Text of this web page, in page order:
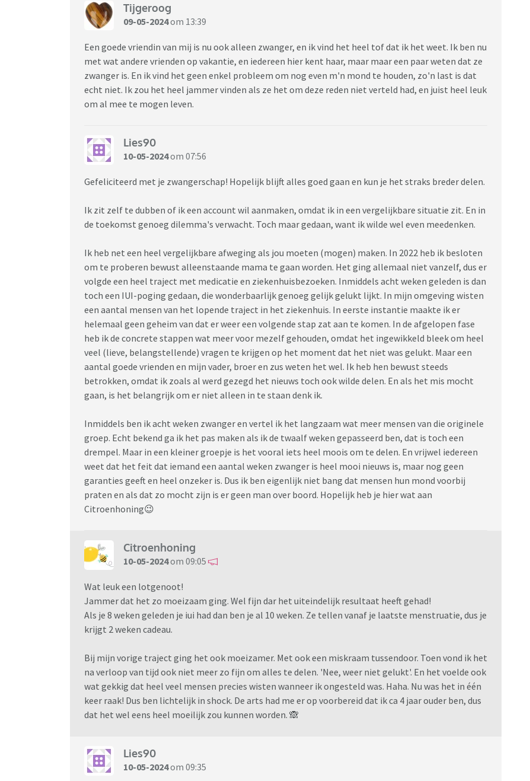
Tijgeroog
09-05-2024om 13:39
Een goede vriendin van mij is nu ook alleen zwanger, en ik vind het heel tof dat ik het weet. Ik ben nu
met wat andere vrienden op vakantie, en iedereen hier kent haar, maar maar een paar weten dat ze
zwanger is. En ik vind het geen enkel probleem om nog even m'n mond te houden, zo'n last is dat
echt niet. Ik zou het heel jammer vinden als ze het om deze reden niet verteld had, en juist heel leuk
om al mee te mogen leven.
Lies90
10-05-2024om 07:56
Gefeliciteerd met je zwangerschap! Hopelijk blijft alles goed gaan en kun je het straks breder delen.
Ik zit zelf te dubben of ik een account wil aanmaken, omdat ik in een vergelijkbare situatie zit. En in
de toekomst genoeg dilemma's verwacht. Toch maar gedaan, want ik wilde wel even meedenken.
Ik heb net een heel vergelijkbare afweging als jou moeten (mogen) maken. In 2022 heb ik besloten
om te proberen bewust alleenstaande mama te gaan worden. Het ging allemaal niet vanzelf, dus er
volgde een heel traject met medicatie en ziekenhuisbezoeken. Inmiddels acht weken geleden is dan
toch een IUI-poging gedaan, die wonderbaarlijk genoeg gelijk gelukt lijkt. In mijn omgeving wisten
een aantal mensen van het lopende traject in het ziekenhuis. In eerste instantie maakte ik er
helemaal geen geheim van dat er weer een volgende stap zat aan te komen. In de afgelopen fase
heb ik de concrete stappen wat meer voor mezelf gehouden, omdat het ingewikkeld bleek om heel
veel (lieve, belangstellende) vragen te krijgen op het moment dat het niet was gelukt. Maar een
aantal goede vrienden en mijn vader, broer en zus weten het wel. Ik heb hen bewust steeds
betrokken, omdat ik zoals al werd gezegd het nieuws toch ook wilde delen. En als het mis mocht
gaan, is het belangrijk om er niet alleen in te staan denk ik.
Inmiddels ben ik acht weken zwanger en vertel ik het langzaam wat meer mensen van die originele
groep. Echt bekend ga ik het pas maken als ik de twaalf weken gepasseerd ben, dat is toch een
drempel. Maar in een kleiner groepje is het vooral iets heel moois om te delen. En vrijwel iedereen
weet dat het feit dat iemand een aantal weken zwanger is heel mooi nieuws is, maar nog geen
garanties geeft en heel onzeker is. Dus ik ben eigenlijk niet bang dat mensen hun mond voorbij
praten en als dat zo mocht zijn is er geen man over boord. Hopelijk heb je hier wat aan
Citroenhoning😉
Citroenhoning
10-05-2024om 09:05
Wat leuk een lotgenoot!
Jammer dat het zo moeizaam ging. Wel fijn dar het uiteindelijk resultaat heeft gehad!
Als je 8 weken geleden je iui had dan ben je al 10 weken. Ze tellen vanaf je laatste menstruatie, dus je
krijgt 2 weken cadeau.
Bij mijn vorige traject ging het ook moeizamer. Met ook een miskraam tussendoor. Toen vond ik het
na verloop van tijd ook niet meer zo fijn om alles te delen. 'Nee, weer niet gelukt'. En het voelde ook
wat gekkig dat heel veel mensen precies wisten wanneer ik ongesteld was. Haha. Nu was het in één
keer raak! Dus ben lichtelijk in shock. De arts had me er op voorbereid dat ik ca 4 jaar ouder ben, dus
dat het wel eens heel moeilijk zou kunnen worden. 🙈
Lies90
10-05-2024om 09:35